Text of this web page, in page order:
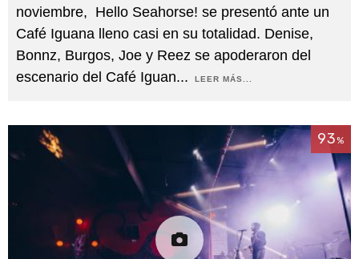
noviembre, Hello Seahorse! se presentó ante un
Café Iguana lleno casi en su totalidad. Denise,
Bonnz, Burgos, Joe y Reez se apoderaron del
escenario del Café Iguan... LEER MÁS...
93%